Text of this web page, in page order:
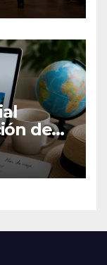
de
y
en